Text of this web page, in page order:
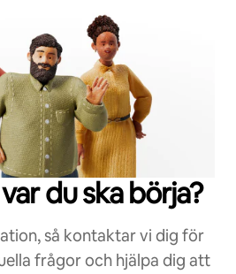
du ska börja?
så kontaktar vi dig för
frågor och hjälpa dig att